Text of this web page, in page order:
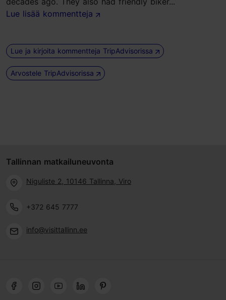
Lue lisää kommentteja
Lue ja kirjoita kommentteja TripAdvisorissa
Arvostele TripAdvisorissa
Tallinnan matkailuneuvonta
Niguliste 2, 10146 Tallinna, Viro
+372 645 7777
info@visittallinn.ee